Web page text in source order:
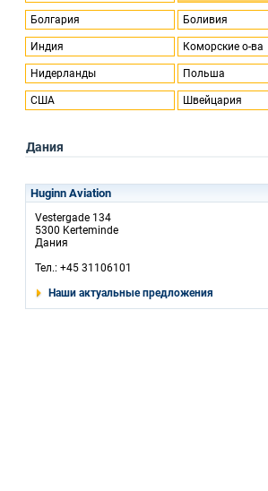
Болгария Боливия
Индия Коморские о-ва
Нидерланды Польша
США Швейцария
Дания
Huginn Aviation
Vestergade 134
5300 Kerteminde
Дания
Тел.: +45 31106101
Наши актуальные предложения